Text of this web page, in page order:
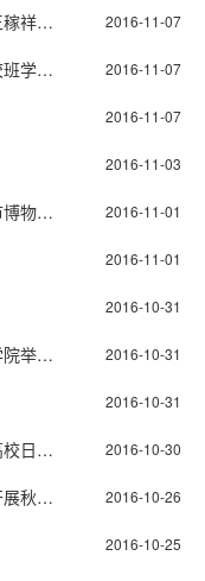
【学生党校】学院党校班组织学员参观王稼祥纪念园 2016-11-07
【学生党校】校纪委副书记陈文兵为党校班学员授课 2016-11-07
2016-11-07
2016-11-03
【学生党校】党校班组织学员参观芜湖市博物馆和规划展示馆 2016-11-01
2016-11-01
2016-10-31
青春激扬展风采，歌声嘹亮现自我——学院举行2016级新生团员“三证”颁发仪式暨“三歌”大赛 2016-10-31
2016-10-31
日语专业学生参加2016年“笹川杯”全国高校日本知识大赛 2016-10-30
排查安全隐患，构建平安外院——学院开展秋季宿舍安全卫生检查 2016-10-26
2016-10-25